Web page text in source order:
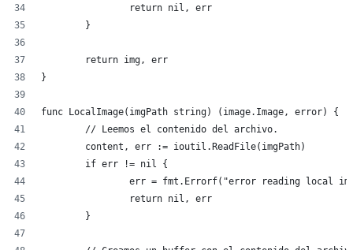
		return nil, err
	}
	return img, err
}
func LocalImage(imgPath string) (image.Image, error) {
	// Leemos el contenido del archivo.
	content, err := ioutil.ReadFile(imgPath)
	if err != nil {
err = fmt.Errorf("error reading local
		return nil, err
	}